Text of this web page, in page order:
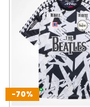
-70%